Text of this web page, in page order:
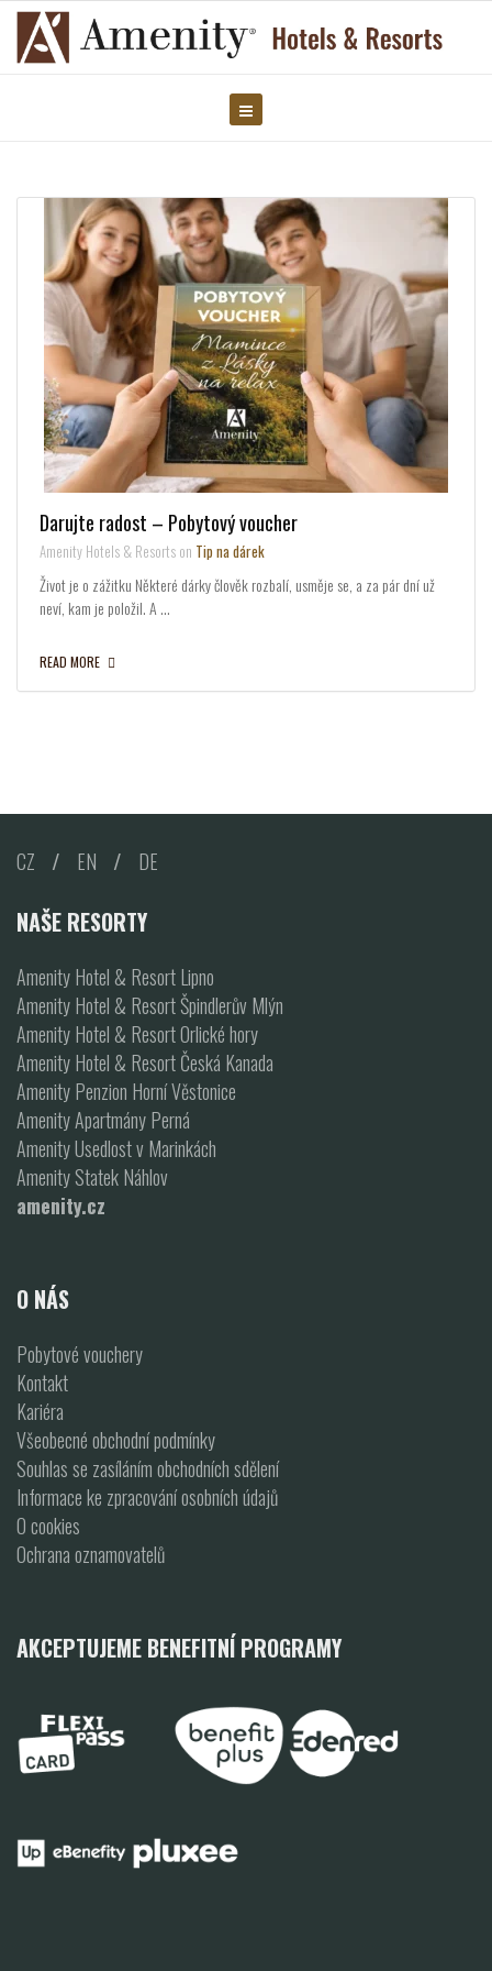
Darujte radost – Pobytový voucher
Amenity Hotels & Resorts on Tip na dárek
Život je o zážitku Některé dárky člověk rozbalí, usměje se, a za pár dní už
neví, kam je položil. A …
READ MORE
CZ / EN / DE
NAŠE RESORTY
Amenity Hotel & Resort Lipno
Amenity Hotel & Resort Špindlerův Mlýn
Amenity Hotel & Resort Orlické hory
Amenity Hotel & Resort Česká Kanada
Amenity Penzion Horní Věstonice
Amenity Apartmány Perná
Amenity Usedlost v Marinkách
Amenity Statek Náhlov
amenity.cz
O NÁS
Pobytové vouchery
Kontakt
Kariéra
Všeobecné obchodní podmínky
Souhlas se zasíláním obchodních sdělení
Informace ke zpracování osobních údajů
O cookies
Ochrana oznamovatelů
AKCEPTUJEME BENEFITNÍ PROGRAMY